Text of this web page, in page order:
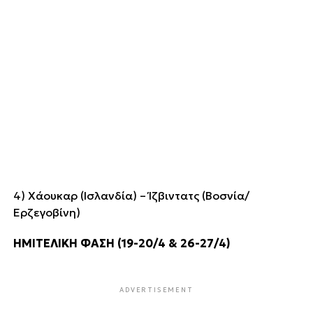
4) Χάουκαρ (Ισλανδία) – Ίζβιντατς (Βοσνία/
Ερζεγοβίνη)
ΗΜΙΤΕΛΙΚΗ ΦΑΣΗ (19-20/4 & 26-27/4)
ADVERTISEMENT